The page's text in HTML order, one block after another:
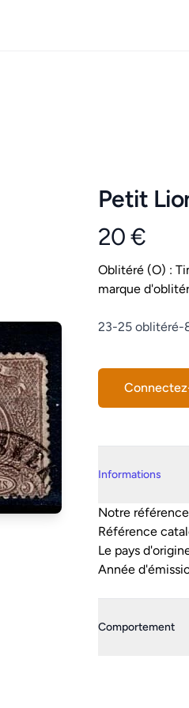
Petit
Product
20 €
Conditions
Oblitéré (O) :
marque
Description
23-25 oblitéré-
Informations
Notre
Référence
Le pays
Année
Comportement